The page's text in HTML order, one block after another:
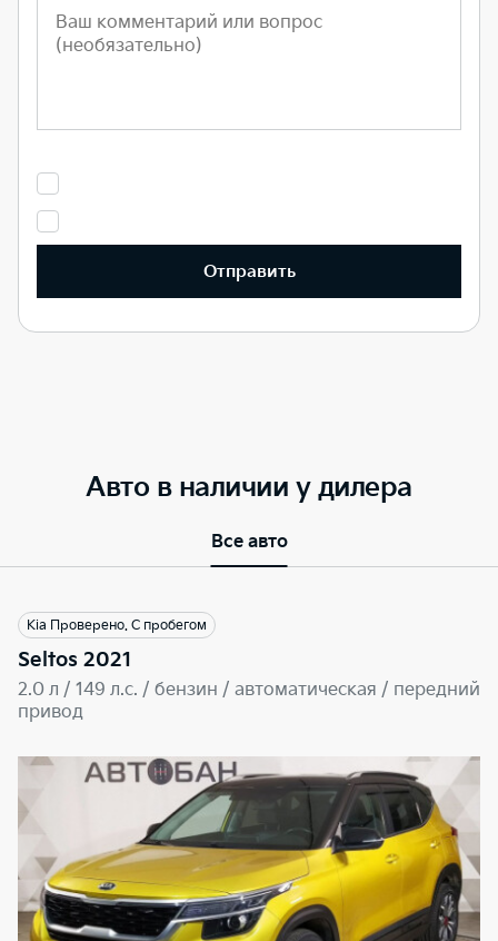
Отправить
Авто в наличии у дилера
Все авто
Kia Проверено. С пробегом
Seltos 2021
2.0 л / 149 л.c. / бензин / автоматическая / передний
привод